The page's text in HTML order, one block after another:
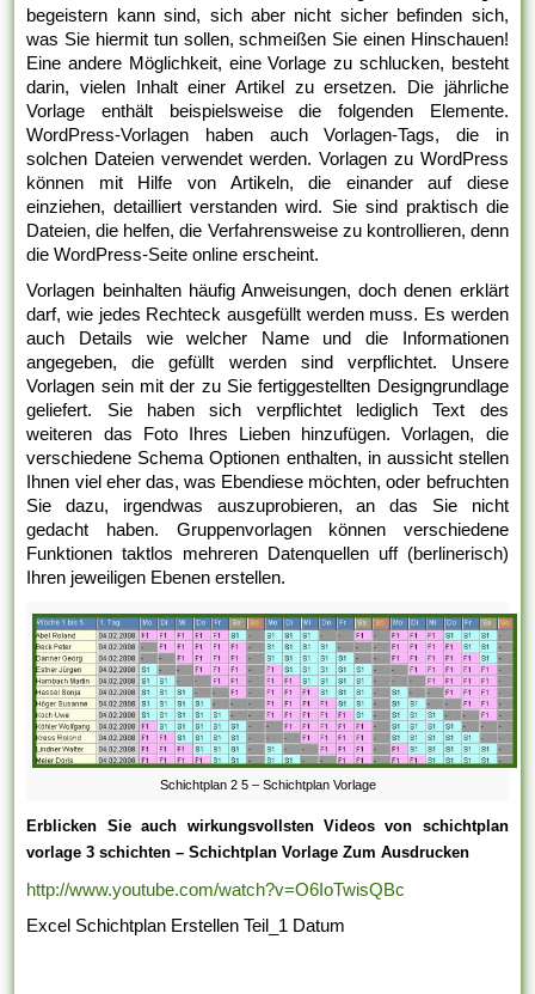
begeistern kann sind, sich aber nicht sicher befinden sich,
was Sie hiermit tun sollen, schmeißen Sie einen Hinschauen!
Eine andere Möglichkeit, eine Vorlage zu schlucken, besteht
darin, vielen Inhalt einer Artikel zu ersetzen. Die jährliche
Vorlage enthält beispielsweise die folgenden Elemente.
WordPress-Vorlagen haben auch Vorlagen-Tags, die in
solchen Dateien verwendet werden. Vorlagen zu WordPress
können mit Hilfe von Artikeln, die einander auf diese
einziehen, detailliert verstanden wird. Sie sind praktisch die
Dateien, die helfen, die Verfahrensweise zu kontrollieren, denn
die WordPress-Seite online erscheint.
Vorlagen beinhalten häufig Anweisungen, doch denen erklärt
darf, wie jedes Rechteck ausgefüllt werden muss. Es werden
auch Details wie welcher Name und die Informationen
angegeben, die gefüllt werden sind verpflichtet. Unsere
Vorlagen sein mit der zu Sie fertiggestellten Designgrundlage
geliefert. Sie haben sich verpflichtet lediglich Text des
weiteren das Foto Ihres Lieben hinzufügen. Vorlagen, die
verschiedene Schema Optionen enthalten, in aussicht stellen
Ihnen viel eher das, was Ebendiese möchten, oder befruchten
Sie dazu, irgendwas auszuprobieren, an das Sie nicht
gedacht haben. Gruppenvorlagen können verschiedene
Funktionen taktlos mehreren Datenquellen uff (berlinerisch)
Ihren jeweiligen Ebenen erstellen.
Schichtplan 2 5 – Schichtplan Vorlage
Erblicken Sie auch wirkungsvollsten Videos von schichtplan
vorlage 3 schichten – Schichtplan Vorlage Zum Ausdrucken
http://www.youtube.com/watch?v=O6IoTwisQBc
Excel Schichtplan Erstellen Teil_1 Datum